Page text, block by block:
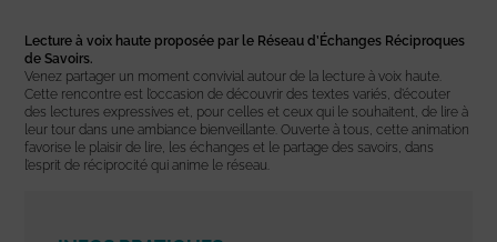
Lecture à voix haute proposée par le Réseau d’Échanges Réciproques
de Savoirs.
Venez partager un moment convivial autour de la lecture à voix haute.
Cette rencontre est l’occasion de découvrir des textes variés, d’écouter
des lectures expressives et, pour celles et ceux qui le souhaitent, de lire à
leur tour dans une ambiance bienveillante. Ouverte à tous, cette animation
favorise le plaisir de lire, les échanges et le partage des savoirs, dans
l’esprit de réciprocité qui anime le réseau.